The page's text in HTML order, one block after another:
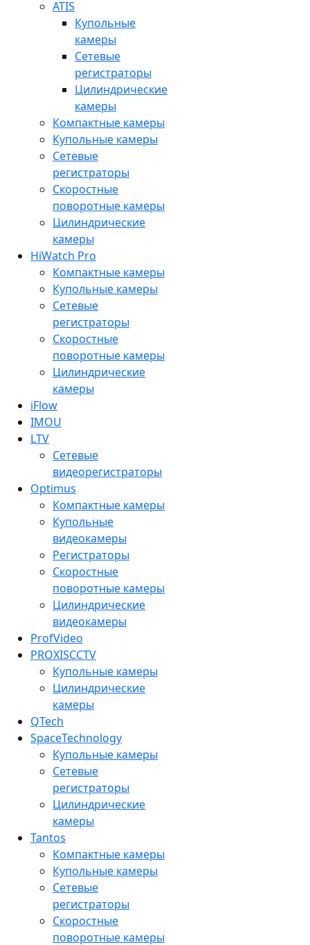
ATIS
Купольные
камеры
Сетевые
регистраторы
Цилиндрические
камеры
Компактные камеры
Купольные камеры
Сетевые
регистраторы
Скоростные
поворотные камеры
Цилиндрические
камеры
HiWatch Pro
Компактные камеры
Купольные камеры
Сетевые
регистраторы
Скоростные
поворотные камеры
Цилиндрические
камеры
iFlow
IMOU
LTV
Сетевые
видеорегистраторы
Optimus
Компактные камеры
Купольные
видеокамеры
Регистраторы
Скоростные
поворотные камеры
Цилиндрические
видеокамеры
ProfVideo
PROXISCCTV
Купольные камеры
Цилиндрические
камеры
QTech
SpaceTechnology
Купольные камеры
Сетевые
регистраторы
Цилиндрические
камеры
Tantos
Компактные камеры
Купольные камеры
Сетевые
регистраторы
Скоростные
поворотные камеры